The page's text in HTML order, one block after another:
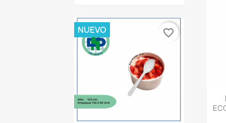
NUEVO favorite_border